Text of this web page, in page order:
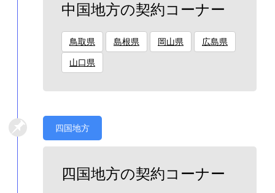
中国地方の契約コーナー
鳥取県 島根県 岡山県 広島県
山口県
四国地方
四国地方の契約コーナー